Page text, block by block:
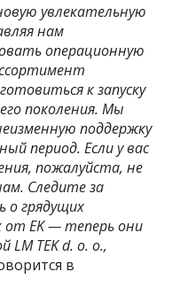
увлекательную
нам
операционную
к запуску
поколения. Мы
поддержку
период. Если у вас
пожалуйста, не
Следите за
о грядущих
EK — теперь они
LM TEK d. o. o.,
в